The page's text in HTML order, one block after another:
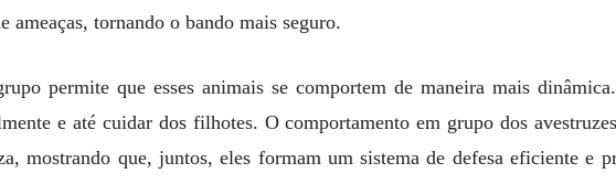
ameaças, tornando o bando mais seguro.
permite que esses animais se comportem de maneira mais
e até cuidar dos filhotes. O comportamento em grupo dos
mostrando que, juntos, eles formam um sistema de defesa eficiente e